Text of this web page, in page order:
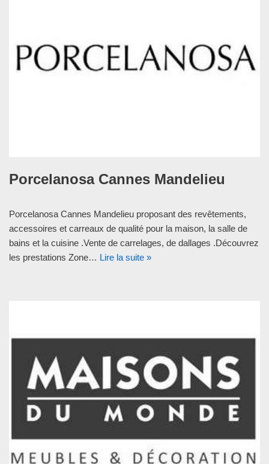
Porcelanosa Cannes Mandelieu
Porcelanosa Cannes Mandelieu proposant des revêtements,
accessoires et carreaux de qualité pour la maison, la salle de
bains et la cuisine .Vente de carrelages, de dallages .Découvrez
les prestations Zone… Lire la suite »